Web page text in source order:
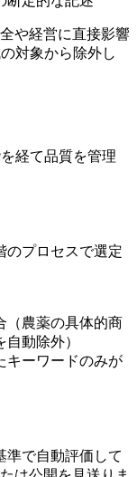
や経営に直接影響
対象から除外し
経て品質を管理
のプロセスで選定
（農薬の具体的商
動除外）
キーワードのみが
準で自動評価して